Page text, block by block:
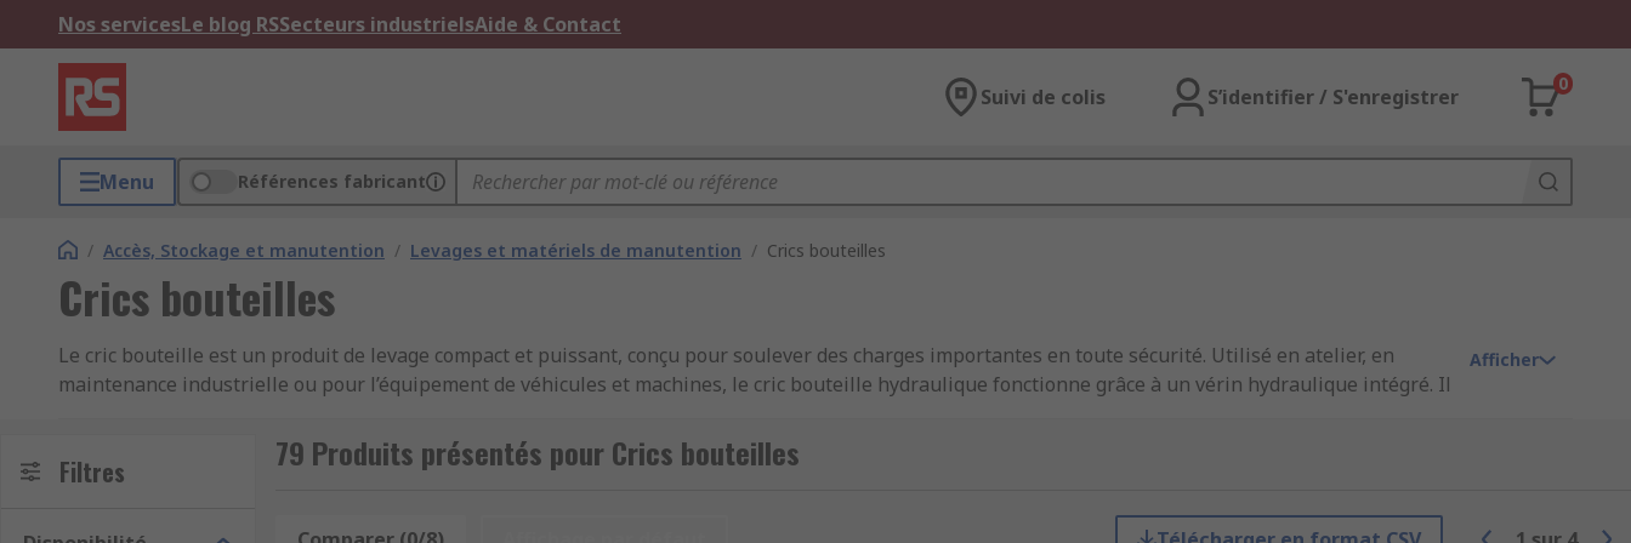
Nos servicesLe blog RSSecteurs industrielsAide & Contact
Suivi de colis S’identifier / S'enregistrer
0
Menu Références fabricant
/ Accès, Stockage et manutention / Levages et matériels de manutention / Crics bouteilles
Crics bouteilles
Le cric bouteille est un produit de levage compact et puissant, conçu pour soulever des charges importantes en toute sécurité. Utilisé en atelier, en
maintenance industrielle ou pour l’équipement de véhicules et machines, le cric bouteille hydraulique fonctionne grâce à un vérin hydraulique intégré. Il
Comment fonctionne un cric bouteille hydraulique ?
Un cric hydraulique à bouteille utilise la pression d’un fluide pour multiplier l’effort exercé sur le levier. Ce système permet un levage progressif, précis
Afficher
Filtres 79 Produits présentés pour Crics bouteilles